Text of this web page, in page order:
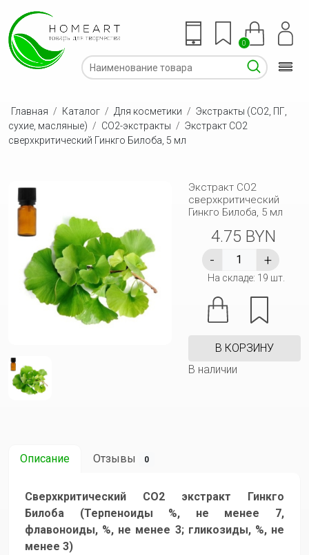
0
Главная / Каталог / Для косметики / Экстракты (СО2, ПГ,
сухие, масляные) / CO2-экстракты / Экстракт СО2
сверхкритический Гинкго Билоба, 5 мл
Экстракт СО2
сверхкритический
Гинкго Билоба, 5 мл
4.75 BYN
На складе: 19 шт.
В КОРЗИНУ
В наличии
Описание Отзывы 0
Сверхкритический CO2 экстракт Гинкго
Билоба (Терпеноиды %, не менее 7,
флавоноиды, %, не менее 3; гликозиды, %, не
менее 3)